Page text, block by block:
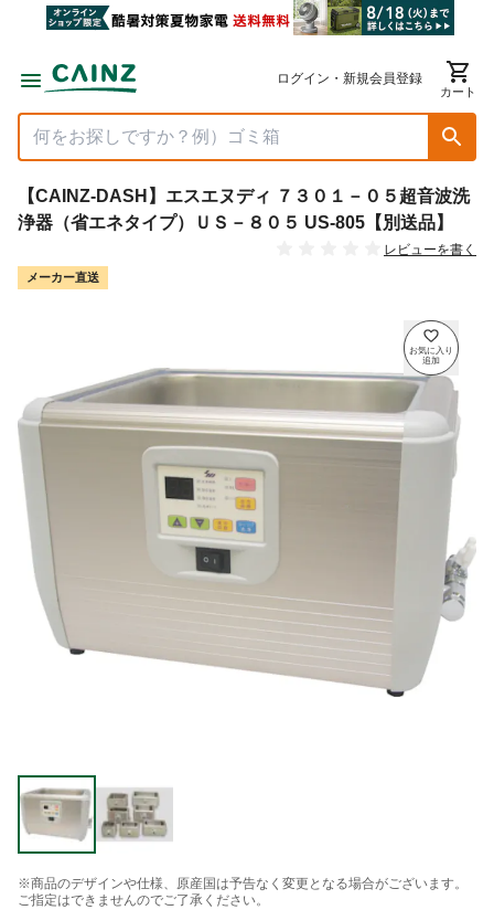
ログイン・新規会員登録
カート
【CAINZ-DASH】エスエヌディ ７３０１－０５超音波洗
浄器（省エネタイプ）ＵＳ－８０５ US-805【別送品】
レビューを書く
メーカー直送
※商品のデザインや仕様、原産国は予告なく変更となる場合がございます。
ご指定はできませんのでご了承ください。